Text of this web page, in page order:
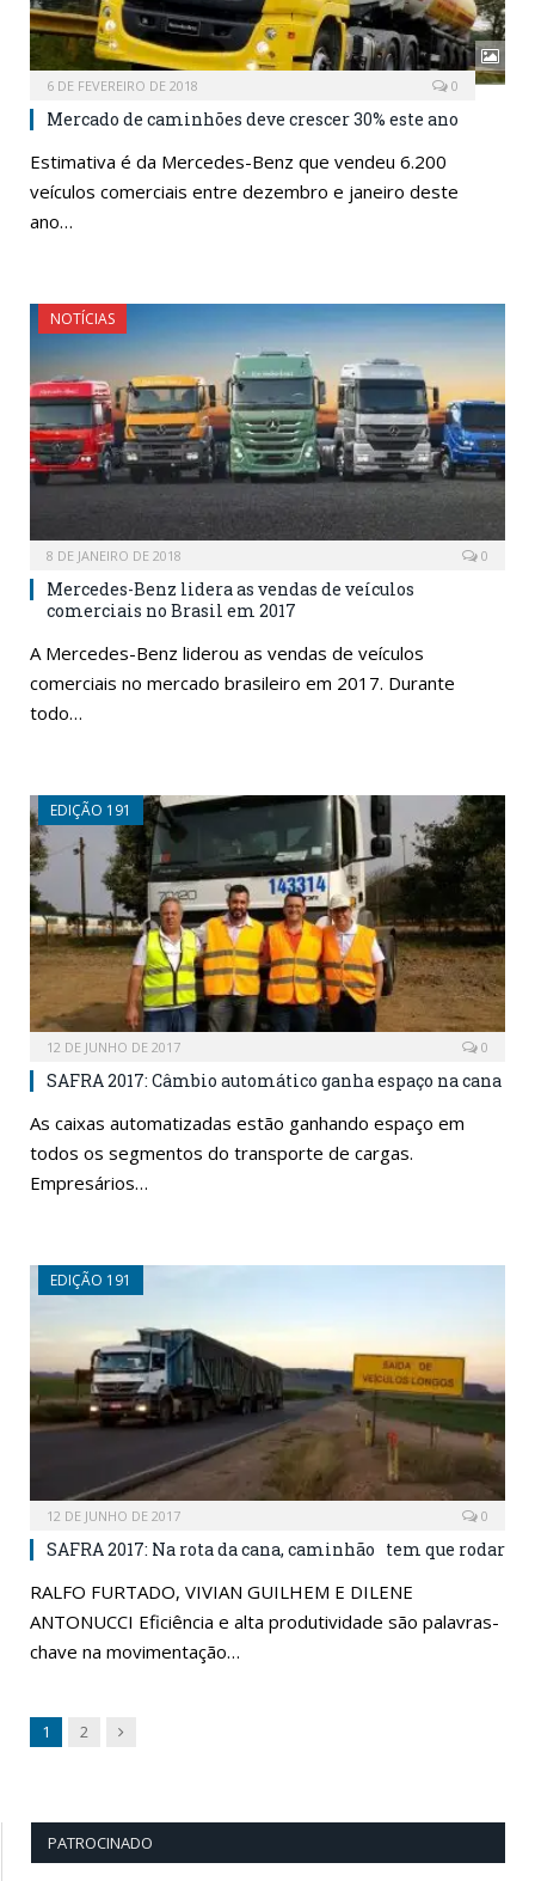
6 DE FEVEREIRO DE 2018 0
Mercado de caminhões deve crescer 30% este ano
Estimativa é da Mercedes-Benz que vendeu 6.200
veículos comerciais entre dezembro e janeiro deste
ano…
NOTÍCIAS
8 DE JANEIRO DE 2018 0
Mercedes-Benz lidera as vendas de veículos
comerciais no Brasil em 2017
A Mercedes-Benz liderou as vendas de veículos
comerciais no mercado brasileiro em 2017. Durante
todo…
EDIÇÃO 191
12 DE JUNHO DE 2017 0
SAFRA 2017: Câmbio automático ganha espaço na cana
As caixas automatizadas estão ganhando espaço em
todos os segmentos do transporte de cargas.
Empresários…
EDIÇÃO 191
12 DE JUNHO DE 2017 0
SAFRA 2017: Na rota da cana, caminhão tem que rodar
RALFO FURTADO, VIVIAN GUILHEM E DILENE
ANTONUCCI Eficiência e alta produtividade são palavras-
chave na movimentação…
1 2 Next
PATROCINADO